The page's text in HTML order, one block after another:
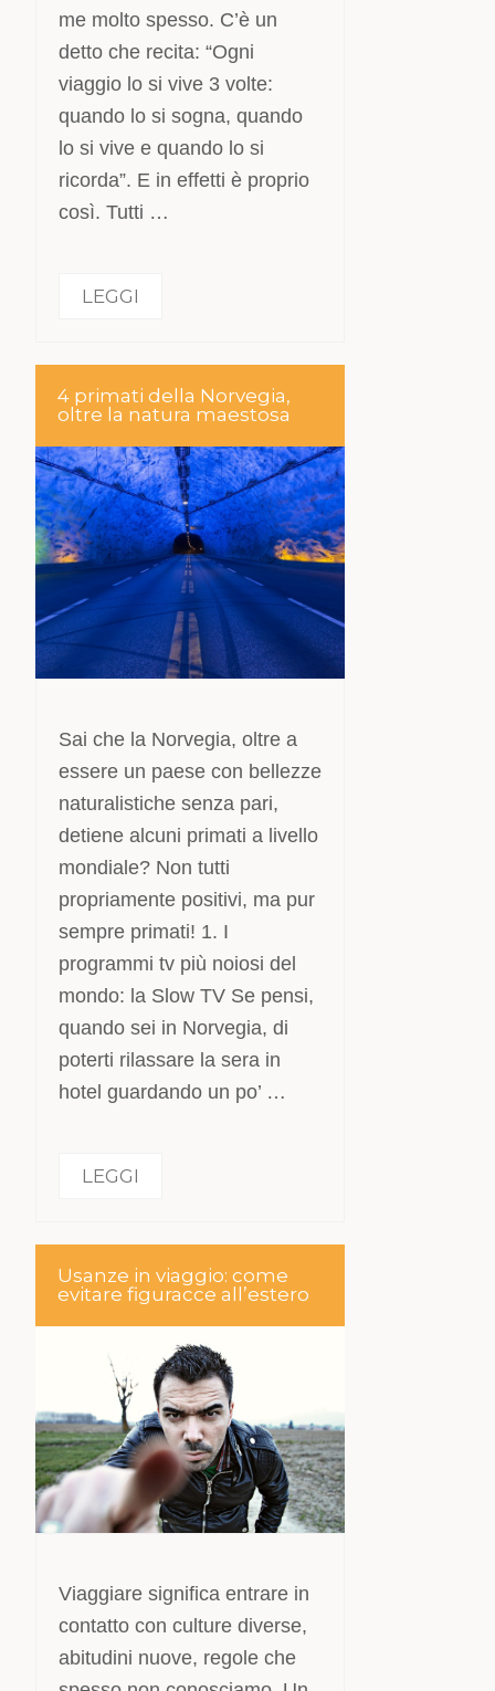
me molto spesso. C’è un
detto che recita: “Ogni
viaggio lo si vive 3 volte:
quando lo si sogna, quando
lo si vive e quando lo si
ricorda”. E in effetti è proprio
così. Tutti …
LEGGI
4 primati della Norvegia,
oltre la natura maestosa
Sai che la Norvegia, oltre a
essere un paese con bellezze
naturalistiche senza pari,
detiene alcuni primati a livello
mondiale? Non tutti
propriamente positivi, ma pur
sempre primati! 1. I
programmi tv più noiosi del
mondo: la Slow TV Se pensi,
quando sei in Norvegia, di
poterti rilassare la sera in
hotel guardando un po’ …
LEGGI
Usanze in viaggio: come
evitare figuracce all’estero
Viaggiare significa entrare in
contatto con culture diverse,
abitudini nuove, regole che